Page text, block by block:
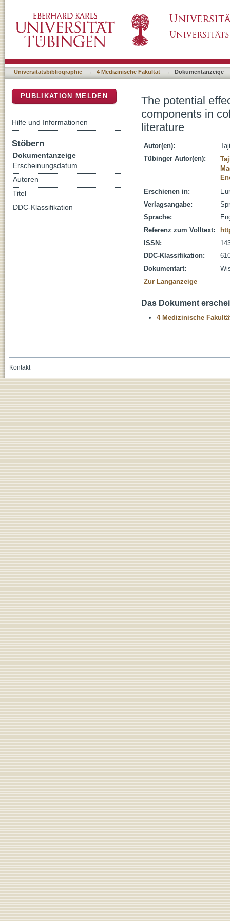
comprehensive review of the literature
Universitätsbibliographie → 4 Medizinische Fakultät → Dokumentanzeige
The potential
components in
literature
Autor(en):
Tübinger Autor(en):
Erschienen in:
Verlagsangabe:
Sprache:
Referenz zum Volltext:
ISSN:
DDC-Klassifikation:
Dokumentart:
Zur Langanzeige
Das Dokument
4 Medizinische
PUBLIKATION MELDEN
Hilfe und Informationen
Stöbern
Dokumentanzeige
Erscheinungsdatum
Autoren
Titel
DDC-Klassifikation
Kontakt